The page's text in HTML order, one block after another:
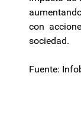
con
sociedad.
Fuente: